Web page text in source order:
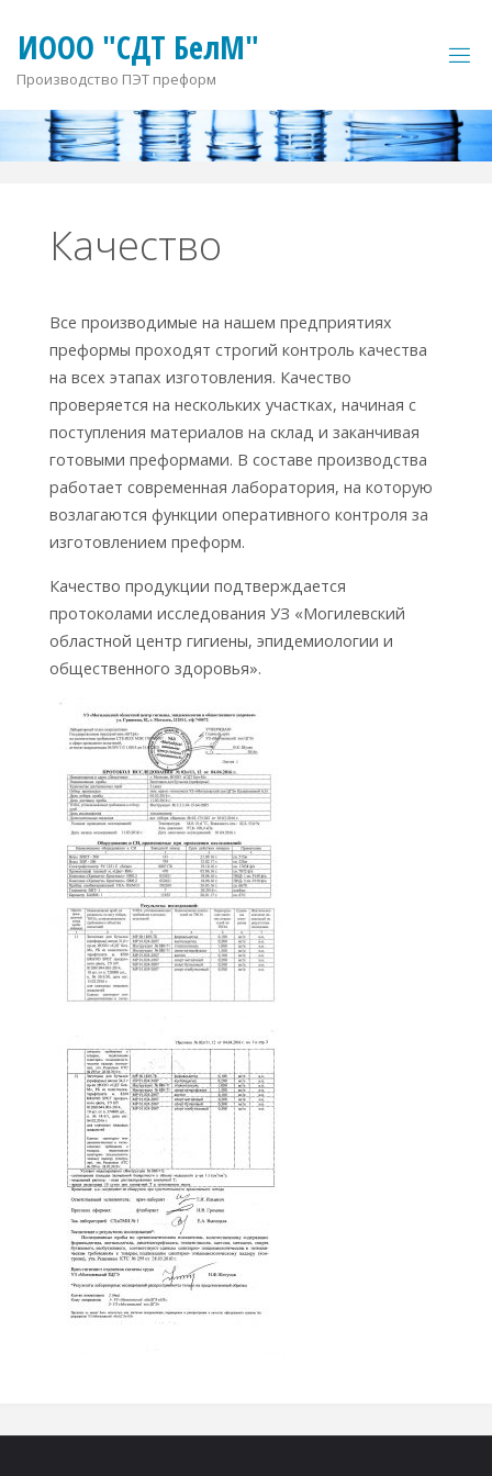
ИООО "СДТ БелМ"
Производство ПЭТ преформ
Качество
Все производимые на нашем предприятиях
преформы проходят строгий контроль качества
на всех этапах изготовления. Качество
проверяется на нескольких участках, начиная с
поступления материалов на склад и заканчивая
готовыми преформами. В составе производства
работает современная лаборатория, на которую
возлагаются функции оперативного контроля за
изготовлением преформ.
Качество продукции подтверждается
протоколами исследования УЗ «Могилевский
областной центр гигиены, эпидемиологии и
общественного здоровья».